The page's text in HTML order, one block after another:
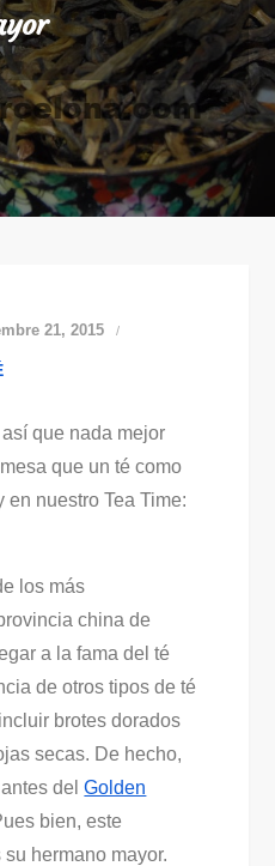
21, 2015
que nada mejor
que un té como
en nuestro Tea Time:
los más
china de
a la fama del té
de otros tipos de té
brotes dorados
secas. De hecho,
antes delGolden
bien, este
hermano mayor.